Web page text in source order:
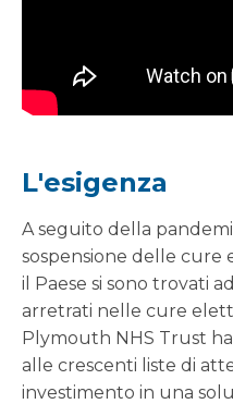
L'esigenza
A seguito della
sospensione delle cure
il Paese si sono trovati
arretrati nelle cure
Plymouth NHS Trust
alle crescenti liste di
investimento in una